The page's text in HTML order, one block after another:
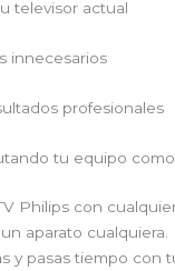
televisor actual
innecesarios
profesionales
tu equipo
Philips con
aparato
y pasas tiempo con